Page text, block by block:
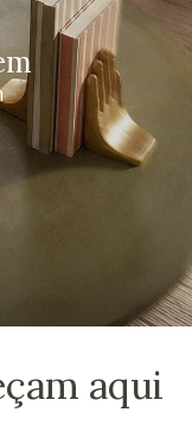
aqui